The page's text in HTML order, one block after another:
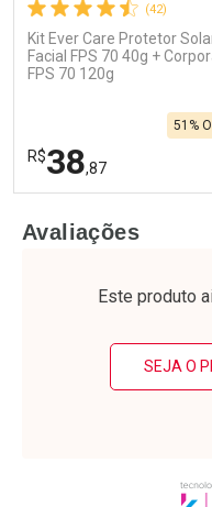
(42)
Kit Ever Care Protetor
Facial FPS 70 40g +
FPS 70 120g
R$38,87
51%
Laboratório
Por Menos
Avaliações
Este produto
SEJA O